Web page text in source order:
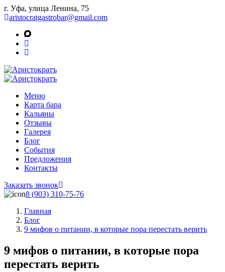
г. Уфа, улица Ленина, 75
aristocratgastrobar@gmail.com
Меню
Карта бара
Кальяны
Отзывы
Галерея
Блог
События
Предложения
Контакты
Заказать звонок
8 (903) 310‑75‑76
Главная
Блог
9 мифов о питании, в которые пора перестать верить
9 мифов о питании, в которые пора
перестать верить